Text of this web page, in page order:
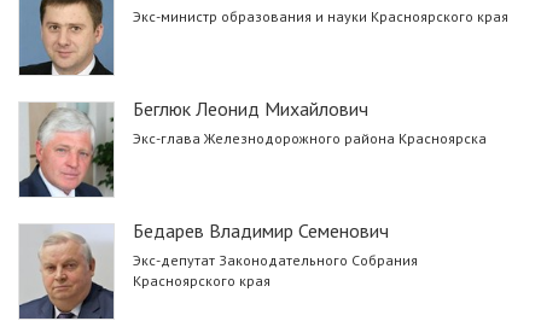
Экс-министр образования и науки Красноярского края
Беглюк Леонид Михайлович
Экс-глава Железнодорожного района Красноярска
Бедарев Владимир Семенович
Экс-депутат Законодательного Собрания
Красноярского края